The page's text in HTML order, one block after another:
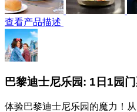
查看产品描述
巴黎迪士尼乐园: 1日1园
体验巴黎迪士尼乐园的魔力！